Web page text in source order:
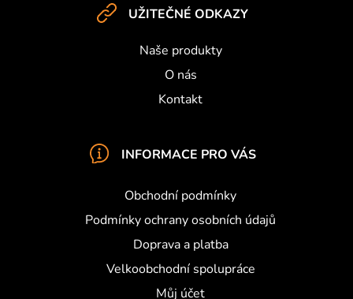
s
UŽITEČNÉ ODKAZY
Naše produkty
O nás
Kontakt
INFORMACE PRO VÁS
Obchodní podmínky
Podmínky ochrany osobních údajů
Doprava a platba
Velkoobchodní spolupráce
Můj účet